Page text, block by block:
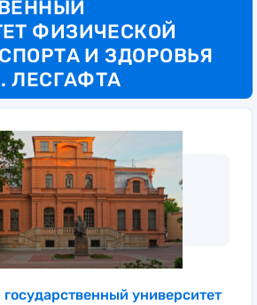
ФИЗИЧЕСКОЙ
И ЗДОРОВЬЯ
ЛЕСГАФТА
университет